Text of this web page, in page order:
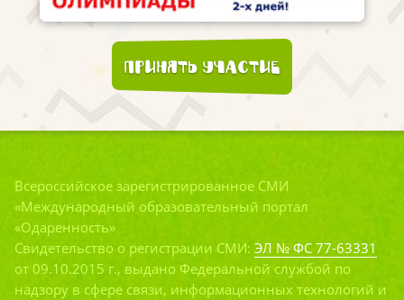
Принять участие
Всероссийское зарегистрированное СМИ
«Международный образовательный портал
«Одаренность»
Свидетельство о регистрации СМИ: ЭЛ № ФС 77-63331
от 09.10.2015 г., выдано Федеральной службой по
надзору в сфере связи, информационных технологий и